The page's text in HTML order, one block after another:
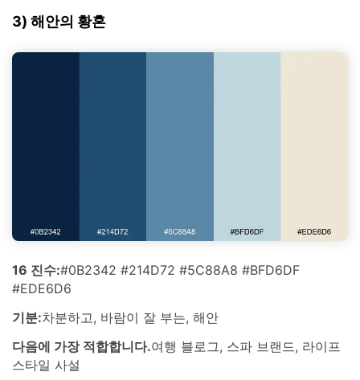
3) 해안의 황혼
16 진수:#0B2342 #214D72 #5C88A8 #BFD6DF
#EDE6D6
기분:차분하고, 바람이 잘 부는, 해안
다음에 가장 적합합니다.여행 블로그, 스파 브랜드, 라이프
스타일 사설